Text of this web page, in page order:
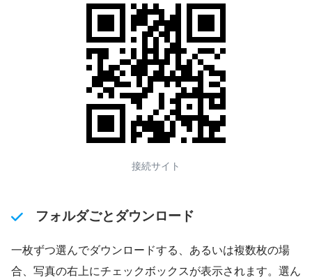
接続サイト
フォルダごとダウンロード
一枚ずつ選んでダウンロードする、あるいは複数枚の場
合、写真の右上にチェックボックスが表示されます。選ん